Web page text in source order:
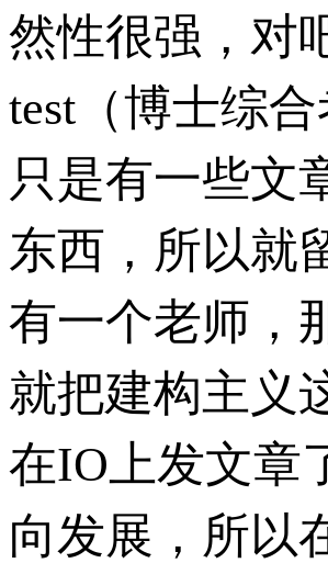
然性很强，对
test（博士综
只是有一些文
东西，所以就
有一个老师，
就把建构主义
在IO上发文章
向发展，所以